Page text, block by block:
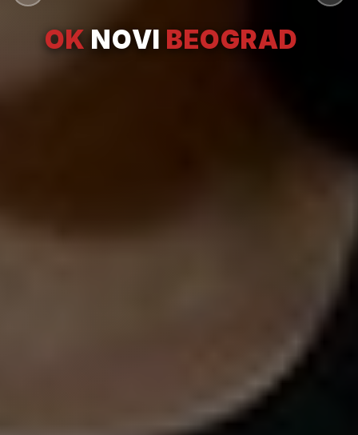
OK NOVI BEOGRAD